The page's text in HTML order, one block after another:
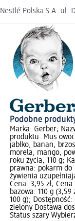
Nestlé Polska S.A. ul.
Podobne
Marka: Gerber;
produktu: Mus
jabłko, banan,
morela, mango,
roku życia, 110 g;
prawna: pokarm do
żywienia
Cena: 3,95 zł; Cena
bazowa: 110 g (3,59
100 g); Dostępność:
zielony Dostawa
Status szary